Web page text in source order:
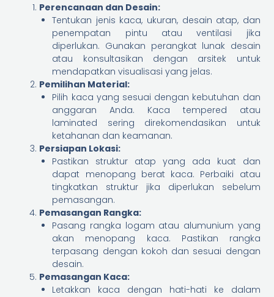
Perencanaan dan Desain:
Tentukan jenis kaca, ukuran, desain atap, dan
penempatan pintu atau ventilasi jika
diperlukan. Gunakan perangkat lunak desain
atau konsultasikan dengan arsitek untuk
mendapatkan visualisasi yang jelas.
Pemilihan Material:
Pilih kaca yang sesuai dengan kebutuhan dan
anggaran Anda. Kaca tempered atau
laminated sering direkomendasikan untuk
ketahanan dan keamanan.
Persiapan Lokasi:
Pastikan struktur atap yang ada kuat dan
dapat menopang berat kaca. Perbaiki atau
tingkatkan struktur jika diperlukan sebelum
pemasangan.
Pemasangan Rangka:
Pasang rangka logam atau alumunium yang
akan menopang kaca. Pastikan rangka
terpasang dengan kokoh dan sesuai dengan
desain.
Pemasangan Kaca:
Letakkan kaca dengan hati-hati ke dalam